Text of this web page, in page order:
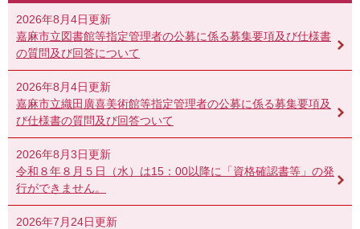
2026年8月4日更新
嘉麻市立図書館等指定管理者の公募に係る募集要項及び仕様書
の質問及び回答について
2026年8月4日更新
嘉麻市立織田廣喜美術館等指定管理者の公募に係る募集要項及
び仕様書の質問及び回答ついて
2026年8月3日更新
令和８年８月５日（水）は15：00以降に「資格確認書等」の発
行ができません。
2026年7月24日更新